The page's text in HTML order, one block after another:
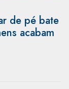
de pé bate
acabam